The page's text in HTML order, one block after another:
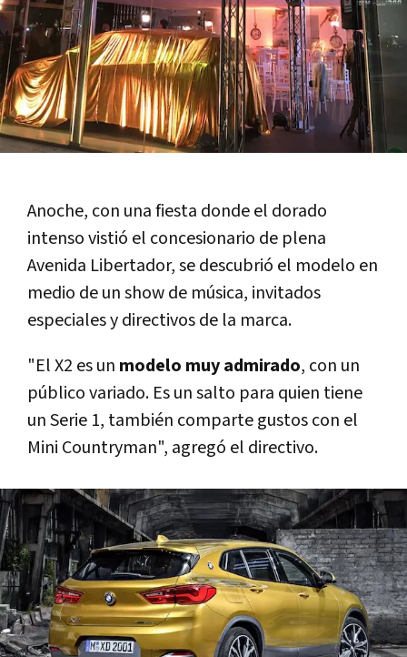
Anoche, con una fiesta donde el dorado
intenso vistió el concesionario de plena
Avenida Libertador, se descubrió el modelo en
medio de un show de música, invitados
especiales y directivos de la marca.
"El X2 es un modelo muy admirado, con un
público variado. Es un salto para quien tiene
un Serie 1, también comparte gustos con el
Mini Countryman", agregó el directivo.